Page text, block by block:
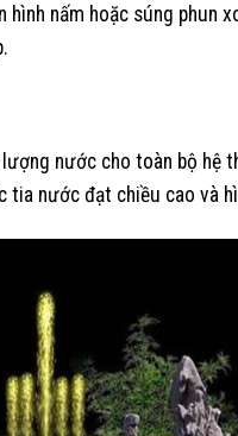
hình nấm hoặc súng phun
nước cho toàn bộ hệ
nước đạt chiều cao và